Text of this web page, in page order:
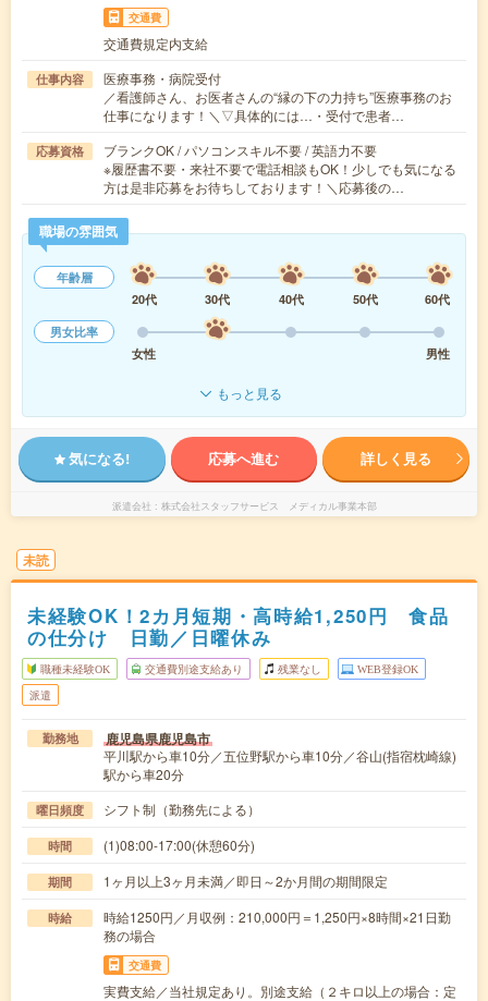
交通費
交通費規定内支給
仕事内容
医療事務・病院受付
／看護師さん、お医者さんの“縁の下の力持ち”医療事務のお
仕事になります！＼▽具体的には…・受付で患者…
応募資格
ブランクOK / パソコンスキル不要 / 英語力不要
※履歴書不要・来社不要で電話相談もOK！少しでも気になる
方は是非応募をお待ちしております！＼応募後の…
職場の雰囲気
年齢層
20代
30代 40代 50代
60代
男女比率
女性
男性
もっと見る
気になる! 応募へ進む 詳しく見る
派遣会社 株式会社スタッフサービス メディカル事業本部
未読
未経験OK！2カ月短期・高時給1,250円 食品
の仕分け 日勤／日曜休み
職種未経験OK 交通費別途支給あり 残業なし WEB登録OK
派遣
勤務地 鹿児島県鹿児島市
平川駅から車10分／五位野駅から車10分／谷山(指宿枕崎線)
駅から車20分
曜日頻度 シフト制（勤務先による）
時間 (1)08:00-17:00(休憩60分)
期間 1ヶ月以上3ヶ月未満／即日～2か月間の期間限定
時給
時給1250円／月収例：210,000円＝1,250円×8時間×21日勤
務の場合
交通費
実費支給／当社規定あり。別途支給（２キロ以上の場合：定